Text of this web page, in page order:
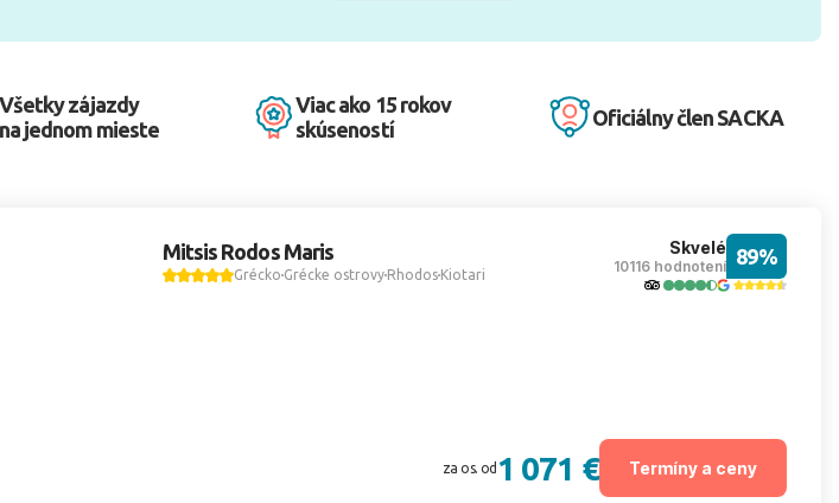
zájazdy
na jednom mieste
Viac ako 15 rokov
skúseností
Oficiálny člen SACKA
Mitsis Rodos Maris
GréckoGrécke ostrovyRhodosKiotari
Skvelé
10116 hodnotení 89%
za os. od 1 071 € Termíny a ceny